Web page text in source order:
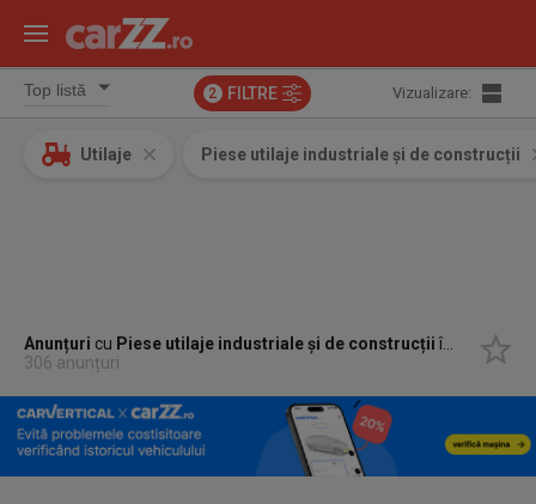
2 FILTRE Vizualizare:
Utilaje Piese utilaje industriale și de construcții
Anunțuri cu Piese utilaje industriale și de construcțiiîn
Bobota,
306 anunțuri